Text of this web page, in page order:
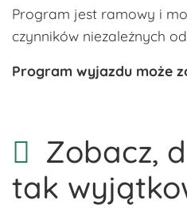
Program jest ramowy i
czynników niezależnych
Program wyjazdu może
Zobacz,
tak